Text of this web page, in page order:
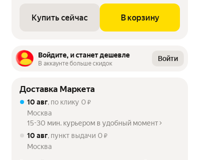
Купить сейчас В корзину
Войдите, и станет дешевле
В аккаунте больше скидок
Войти
Доставка Маркета
10 авг, по клику 0 ₽
Москва
15-30 мин. курьером в удобный момент
10 авг, пункт выдачи 0 ₽
Москва